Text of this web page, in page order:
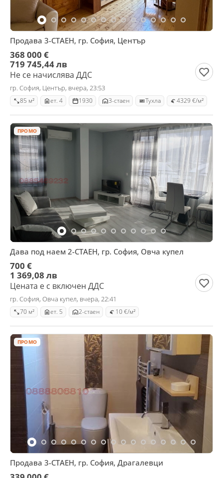
Продава 3-СТАЕН, гр. София, Център
368 000 €
719 745,44 лв
Не се начислява ДДС
гр. София, Център, вчера, 23:53
85 м² ет. 4 1930 3-стаен Тухла 4329 €/м²
ПРОМО
Дава под наем 2-СТАЕН, гр. София, Овча купел
700 €
1 369,08 лв
Цената е с включен ДДС
гр. София, Овча купел, вчера, 22:41
70 м² ет. 5 2-стаен 10 €/м²
ПРОМО
Продава 3-СТАЕН, гр. София, Драгалевци